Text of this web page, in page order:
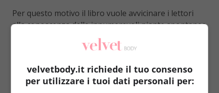
Per questo motivo il libro vuole avvicinare i lettori
alla conoscenza delle innumerevoli piante spontanee
commestibili che si possono trovare con molta
facilità in campagna. La scelta delle diverse piante
vengono raccolte e consumate solo in alcune aree
geografiche, mentre altre sono utilizzate sul
velvetbody.it richiede il tuo consenso
per utilizzare i tuoi dati personali per: